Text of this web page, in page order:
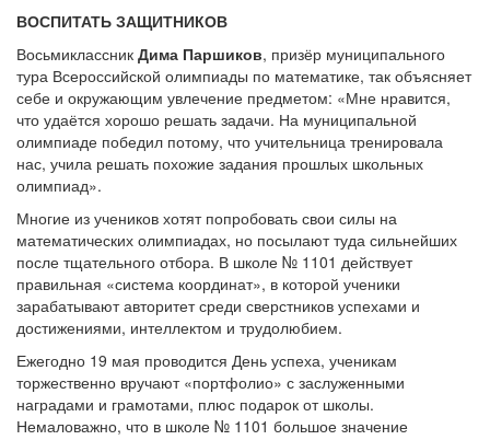
ВОСПИТАТЬ ЗАЩИТНИКОВ
Восьмиклассник Дима Паршиков, призёр муниципального
тура Всероссийской олимпиады по математике, так объясняет
себе и окружающим увлечение предметом: «Мне нравится,
что удаётся хорошо решать задачи. На муниципальной
олимпиаде победил потому, что учительница тренировала
нас, учила решать похожие задания прошлых школьных
олимпиад».
Многие из учеников хотят попробовать свои силы на
математических олимпиадах, но посылают туда сильнейших
после тщательного отбора. В школе № 1101 действует
правильная «система координат», в которой ученики
зарабатывают авторитет среди сверстников успехами и
достижениями, интеллектом и трудолюбием.
Ежегодно 19 мая проводится День успеха, ученикам
торжественно вручают «портфолио» с заслуженными
наградами и грамотами, плюс подарок от школы.
Немаловажно, что в школе № 1101 большое значение